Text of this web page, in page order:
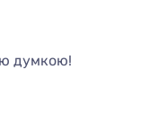
думкою!